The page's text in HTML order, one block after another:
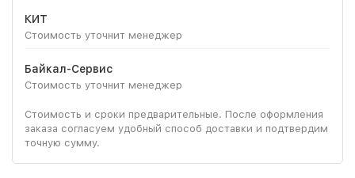
КИТ
Стоимость уточнит менеджер
Байкал-Сервис
Стоимость уточнит менеджер
Стоимость и сроки предварительные. После оформления
заказа согласуем удобный способ доставки и подтвердим
точную сумму.